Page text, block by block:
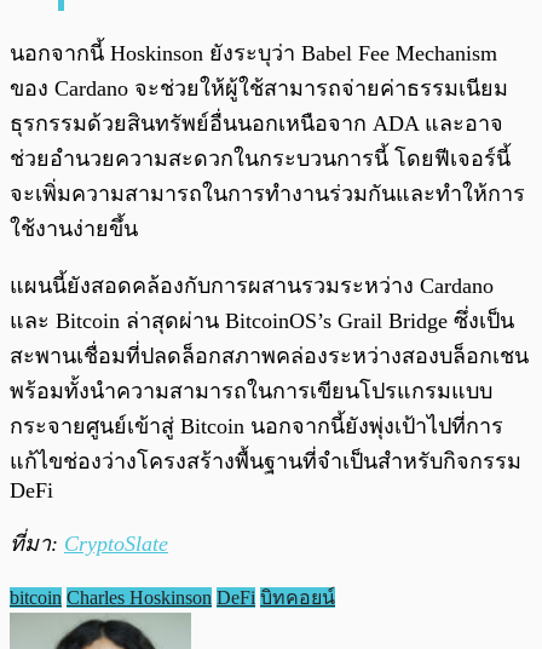
นอกจากนี้ Hoskinson ยังระบุว่า Babel Fee Mechanism
ของ Cardano จะช่วยให้ผู้ใช้สามารถจ่ายค่าธรรมเนียม
ธุรกรรมด้วยสินทรัพย์อื่นนอกเหนือจาก ADA และอาจ
ช่วยอำนวยความสะดวกในกระบวนการนี้ โดยฟีเจอร์นี้
จะเพิ่มความสามารถในการทำงานร่วมกันและทำให้การ
ใช้งานง่ายขึ้น
แผนนี้ยังสอดคล้องกับการผสานรวมระหว่าง Cardano
และ Bitcoin ล่าสุดผ่าน BitcoinOS’s Grail Bridge ซึ่งเป็น
สะพานเชื่อมที่ปลดล็อกสภาพคล่องระหว่างสองบล็อกเชน
พร้อมทั้งนำความสามารถในการเขียนโปรแกรมแบบ
กระจายศูนย์เข้าสู่ Bitcoin นอกจากนี้ยังพุ่งเป้าไปที่การ
แก้ไขช่องว่างโครงสร้างพื้นฐานที่จำเป็นสำหรับกิจกรรม
DeFi
ที่มา: CryptoSlate
bitcoin Charles Hoskinson DeFi บิทคอยน์